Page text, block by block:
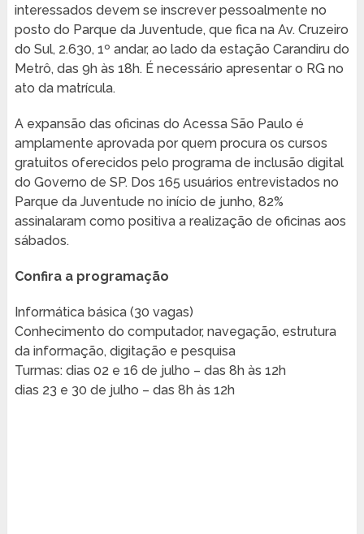
interessados devem se inscrever pessoalmente no
posto do Parque da Juventude, que fica na Av. Cruzeiro
do Sul, 2.630, 1º andar, ao lado da estação Carandiru do
Metrô, das 9h às 18h. É necessário apresentar o RG no
ato da matrícula.
A expansão das oficinas do Acessa São Paulo é
amplamente aprovada por quem procura os cursos
gratuitos oferecidos pelo programa de inclusão digital
do Governo de SP. Dos 165 usuários entrevistados no
Parque da Juventude no início de junho, 82%
assinalaram como positiva a realização de oficinas aos
sábados.
Confira a programação
Informática básica (30 vagas)
Conhecimento do computador, navegação, estrutura
da informação, digitação e pesquisa
Turmas: dias 02 e 16 de julho – das 8h às 12h
dias 23 e 30 de julho – das 8h às 12h